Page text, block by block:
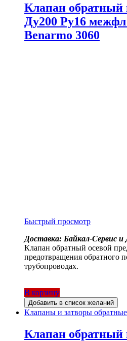
Клапан обратный
Ду200 Ру16
Benarmo 3060
Быстрый просмотр
Доставка: Байкал-Сервис и
Клапан обратный осевой
предотвращения обратного
трубопроводах.
В корзину
Добавить в список желаний
Клапаны и затворы
Клапан обратный